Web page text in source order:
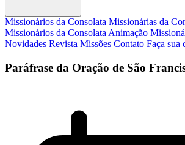
Missionários da Consolata Missionárias da
Missionários da Consolata Animação
Novidades Revista Missões Contato Faça sua
Paráfrase da Oração de São